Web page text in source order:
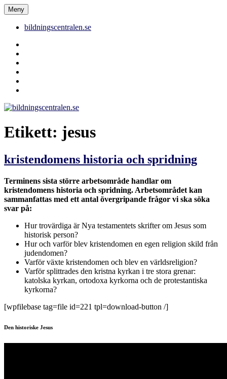
Hoppa
till
innehåll
bildningscentralen.se
Meny
bildningscentralen.se
Etikett: jesus
kristendomens historia och spridning
Terminens sista större arbetsområde handlar om
kristendomens historia och spridning. Arbetsområdet kan
sammanfattas med ett antal övergripande frågor vi ska söka
svar på:
Hur trovärdiga är Nya testamentets skrifter om Jesus som
historisk person?
Hur och varför blev kristendomen en egen religion skild från
judendomen?
Varför växte kristendomen och blev en världsreligion?
Varför splittrades den kristna kyrkan i tre stora grenar:
katolska kyrkan, ortodoxa kyrkorna och de protestantiska
kyrkorna?
[wpfilebase tag=file id=221 tpl=download-button /]
Den historiske Jesus